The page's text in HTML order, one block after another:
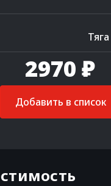
2970 ₽
Добавить в список